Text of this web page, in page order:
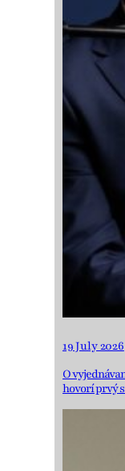
19 July 2026
O
hovorí prvý